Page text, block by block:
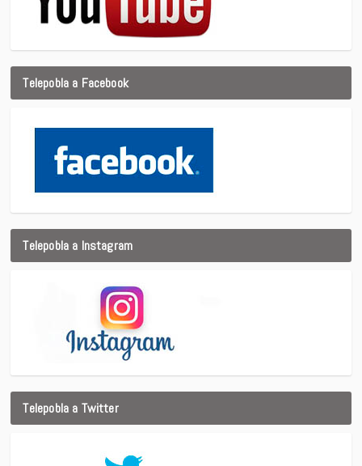
Telepobla a Facebook
Telepobla a Instagram
Telepobla a Twitter